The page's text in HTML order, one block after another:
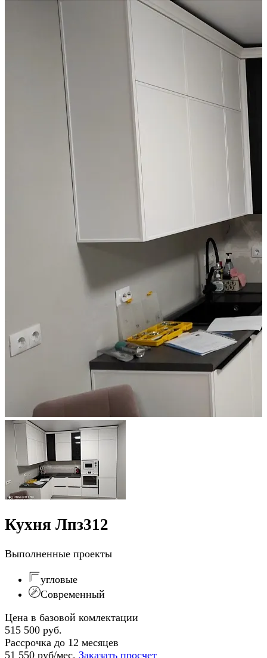
Кухня Лпз312
Выполненные проекты
угловые
Современный
Цена в базовой комлектации
515 500 руб.
Рассрочка до 12 месяцев
51 550 руб/мес. Заказать просчет